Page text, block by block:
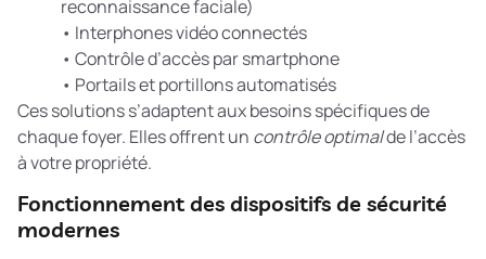
reconnaissance faciale)
• Interphones vidéo connectés
• Contrôle d’accès par smartphone
• Portails et portillons automatisés
Ces solutions s’adaptent aux besoins spécifiques de
chaque foyer. Elles offrent un contrôle optimalde l’accès
à votre propriété.
Fonctionnement des dispositifs de sécurité
modernes